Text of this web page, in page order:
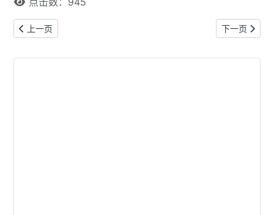
上一篇文章: 数据曝光：多伦多为Taylor Swift演唱会花费360万加
上一页 下一篇文章:
下一页